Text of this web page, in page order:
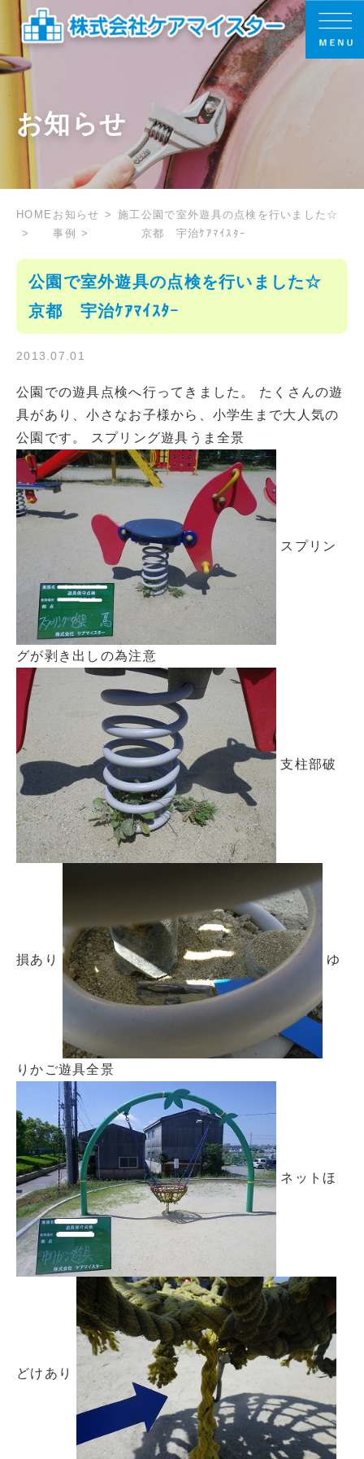
お知らせ
HOME お知らせ
施工
事例
公園で室外遊具の点検を行いました☆
京都 宇治ｹｱﾏｲｽﾀｰ
公園で室外遊具の点検を行いました☆
京都 宇治ｹｱﾏｲｽﾀｰ
2013.07.01
公園での遊具点検へ行ってきました。 たくさんの遊
具があり、小さなお子様から、小学生まで大人気の
公園です。 スプリング遊具うま全景
スプリン
グが剥き出しの為注意
支柱部破
損あり ゆ
りかご遊具全景
ネットほ
どけあり